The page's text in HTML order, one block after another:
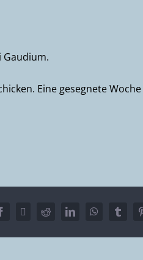
Gaudium.
Eine gesegnete Woche
Facebook
X RedditLinkedInWhatsApp